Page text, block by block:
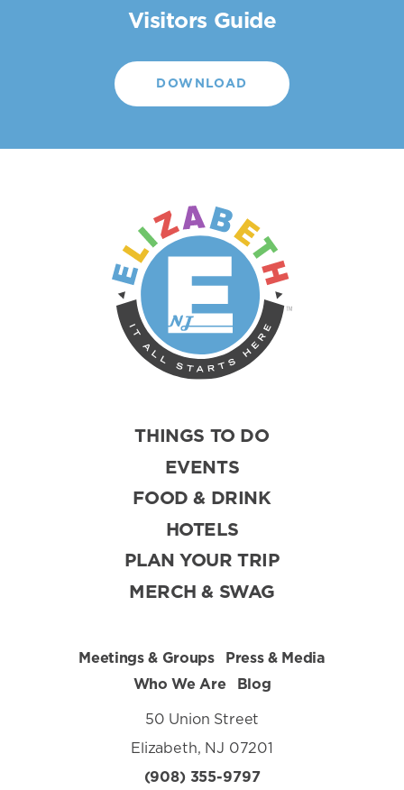
Visitors Guide
DOWNLOAD
THINGS TO DO
EVENTS
FOOD & DRINK
HOTELS
PLAN YOUR TRIP
MERCH & SWAG
Meetings & Groups
Press & Media
Who We Are
Blog
50 Union Street
Elizabeth, NJ 07201
(908) 355-9797